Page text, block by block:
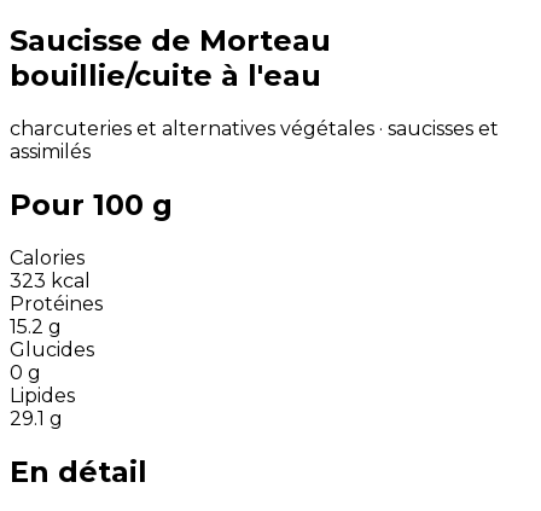
Saucisse de Morteau
bouillie/cuite à l'eau
charcuteries et alternatives végétales · saucisses et
assimilés
Pour 100 g
Calories
323 kcal
Protéines
15.2 g
Glucides
0 g
Lipides
29.1 g
En détail